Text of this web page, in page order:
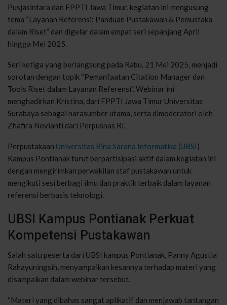
Pusjasintara dan FPPTI Jawa Timur, kegiatan ini mengusung
tema “Layanan Referensi: Panduan Pustakawan & Pemustaka
dalam Riset” dan digelar dalam empat seri sepanjang April
hingga Mei 2025.
Seri ketiga yang berlangsung pada Rabu, 21 Mei 2025, menjadi
sorotan dengan topik “Pemanfaatan Citation Manager dan
Tools Riset dalam Layanan Referensi”. Webinar ini
menghadirkan Kristina, dari FPPTI Jawa Timur Universitas
Surabaya sebagai narasumber utama, serta dimoderatori oleh
Zhafira Novianti dari Perpusnas RI.
Perpustakaan Universitas Bina Sarana Informatika (UBSI)
Kampus Pontianak turut berpartisipasi aktif dalam kegiatan ini
dengan mengirimkan perwakilan staf pustakawan untuk
mengikuti sesi berbagi ilmu dan praktik terbaik dalam layanan
referensi berbasis teknologi.
UBSI Kampus Pontianak Perkuat
Kompetensi Pustakawan
Salah satu peserta dari UBSI kampus Pontianak, Panny Agustia
Rahayuningsih, menyampaikan kesannya terhadap materi yang
disampaikan dalam webinar tersebut.
“Materi yang dibahas sangat aplikatif dan menjawab tantangan